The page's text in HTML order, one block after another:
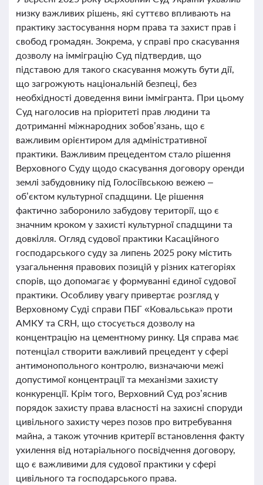
низку важливих рішень, які суттєво впливають на
практику застосування норм права та захист прав і
свобод громадян. Зокрема, у справі про скасування
дозволу на імміграцію Суд підтвердив, що
підставою для такого скасування можуть бути дії,
що загрожують національній безпеці, без
необхідності доведення вини іммігранта. При цьому
Суд наголосив на пріоритеті прав людини та
дотриманні міжнародних зобов’язань, що є
важливим орієнтиром для адміністративної
практики. Важливим прецедентом стало рішення
Верховного Суду щодо скасування договору оренди
землі забудовнику під Голосіївською вежею –
об’єктом культурної спадщини. Це рішення
фактично заборонило забудову території, що є
значним кроком у захисті культурної спадщини та
довкілля. Огляд судової практики Касаційного
господарського суду за липень 2025 року містить
узагальнення правових позицій у різних категоріях
спорів, що допомагає у формуванні єдиної судової
практики. Особливу увагу привертає розгляд у
Верховному Суді справи ПБГ «Ковальська» проти
АМКУ та CRH, що стосується дозволу на
концентрацію на цементному ринку. Ця справа має
потенціал створити важливий прецедент у сфері
антимонопольного контролю, визначаючи межі
допустимої концентрації та механізми захисту
конкуренції. Крім того, Верховний Суд роз’яснив
порядок захисту права власності на захисні споруди
цивільного захисту через позов про витребування
майна, а також уточнив критерії встановлення факту
ухилення від нотаріального посвідчення договору,
що є важливими для судової практики у сфері
цивільного та господарського права.